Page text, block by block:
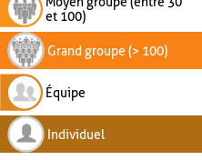
et 100)
Grand groupe (> 100)
Équipe
Individuel